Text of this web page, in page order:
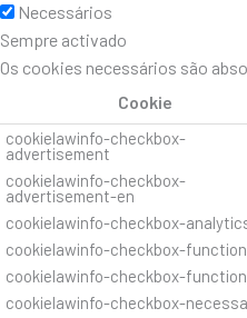
Necessários
Sempre activado
Os cookies necessários são
Cookie
cookielawinfo-checkbox-
advertisement
cookielawinfo-checkbox-
advertisement-en
cookielawinfo-checkbox-
cookielawinfo-checkbox-
cookielawinfo-checkbox-
cookielawinfo-checkbox-